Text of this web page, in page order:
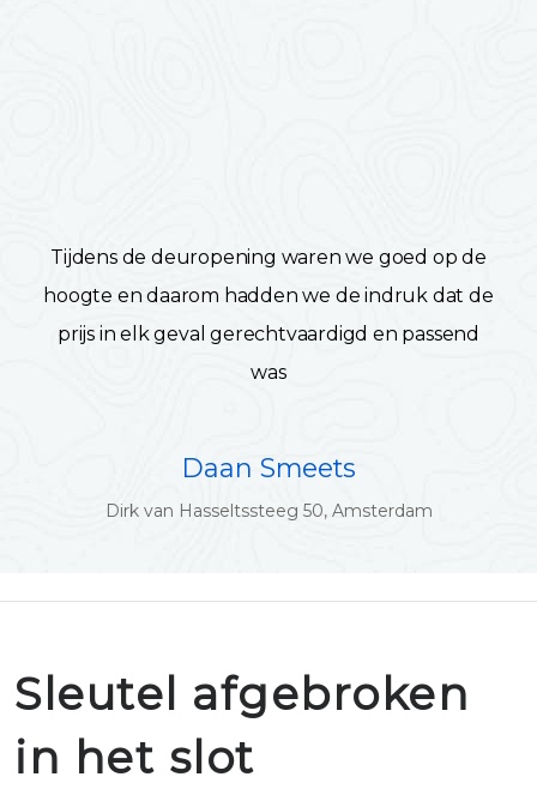
Tijdens de deuropening waren we goed op de
hoogte en daarom hadden we de indruk dat de
prijs in elk geval gerechtvaardigd en passend
was
Daan Smeets
Dirk van Hasseltssteeg 50, Amsterdam
Sleutel afgebroken
in het slot